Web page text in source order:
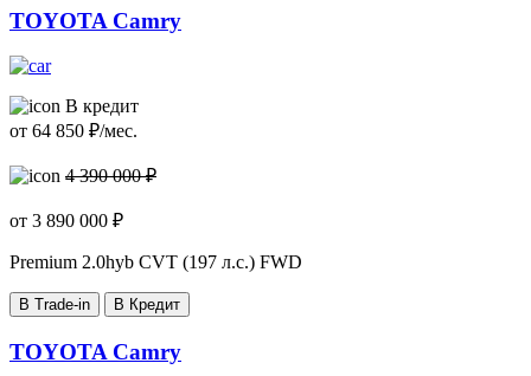
TOYOTA Camry
В кредит
от 64 850 ₽/мес.
4 390 000 ₽
от 3 890 000 ₽
Premium 2.0hyb CVT (197 л.с.) FWD
В Trade-in В Кредит
TOYOTA Camry